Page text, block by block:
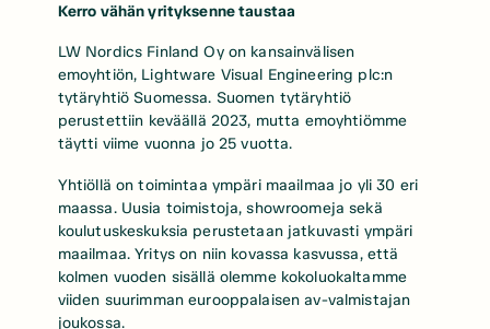
Kerro vähän yrityksenne taustaa
LW Nordics Finland Oy on kansainvälisen
emoyhtiön, Lightware Visual Engineering plc:n
tytäryhtiö Suomessa. Suomen tytäryhtiö
perustettiin keväällä 2023, mutta emoyhtiömme
täytti viime vuonna jo 25 vuotta.
Yhtiöllä on toimintaa ympäri maailmaa jo yli 30 eri
maassa. Uusia toimistoja, showroomeja sekä
koulutuskeskuksia perustetaan jatkuvasti ympäri
maailmaa. Yritys on niin kovassa kasvussa, että
kolmen vuoden sisällä olemme kokoluokaltamme
viiden suurimman eurooppalaisen av-valmistajan
joukossa.